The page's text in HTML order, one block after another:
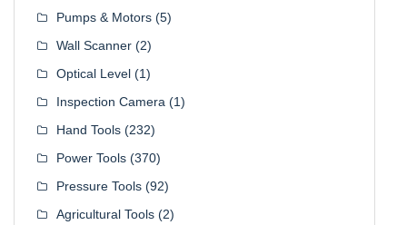
Pumps & Motors (5)
Wall Scanner (2)
Optical Level (1)
Inspection Camera (1)
Hand Tools (232)
Power Tools (370)
Pressure Tools (92)
Agricultural Tools (2)